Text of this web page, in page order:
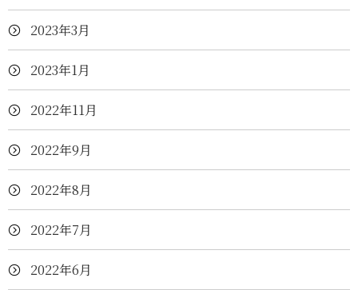
2023年3月
2023年1月
2022年11月
2022年9月
2022年8月
2022年7月
2022年6月